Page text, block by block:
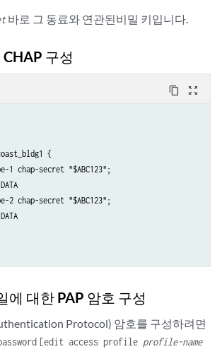
바로 그 동료와 연관된비밀 키입니다.
구성
content_copy zoom_out_map
{
1 chap-secret "$ABC123";
2 chap-secret "$ABC123";
에 대한 PAP 암호 구성
Protocol) 암호를 구성하려면
[edit access profile profile-name